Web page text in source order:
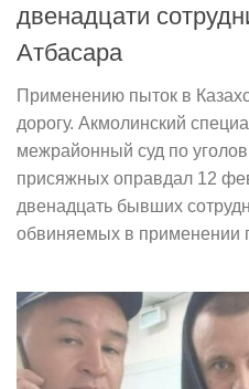
двенадцати
Атбасара
Применению пыток в
дорогу. Акмолинский
межрайонный суд по
присяжных оправдал 12
двенадцать бывших
обвиняемых в применении